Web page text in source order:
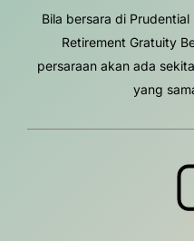
Bila bersara di
Retirement Gratuity
persaraan akan ada
yang